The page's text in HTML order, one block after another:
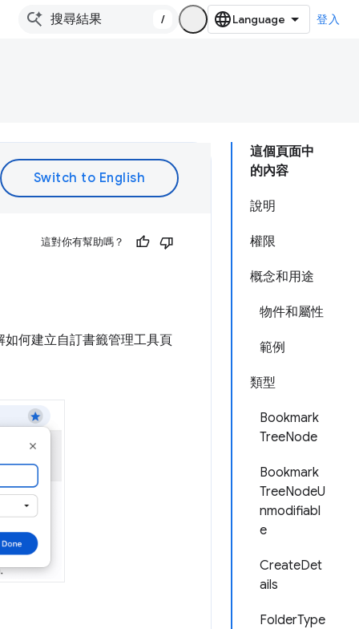
/ 登入
這個頁面中
的內容
說明
權限
概念和用途
物件和屬性
範例
類型
Bookmark
TreeNode
Bookmark
TreeNodeU
nmodifiabl
e
CreateDet
ails
FolderType
這對你有幫助嗎？
如何建立自訂書籤管理工具頁